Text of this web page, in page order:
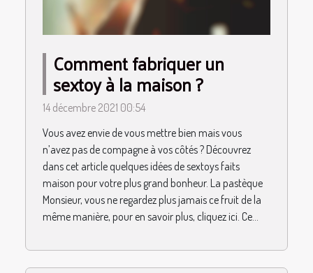
Comment fabriquer un
sextoy à la maison ?
14 décembre 2021 00:54
Vous avez envie de vous mettre bien mais vous
n’avez pas de compagne à vos côtés ? Découvrez
dans cet article quelques idées de sextoys faits
maison pour votre plus grand bonheur. La pastèque
Monsieur, vous ne regardez plus jamais ce fruit de la
même manière, pour en savoir plus, cliquez ici. Ce...